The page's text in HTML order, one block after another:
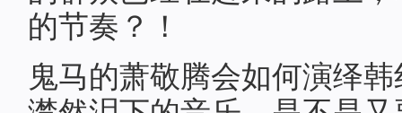
的节奏？！
鬼马的萧敬腾会如何演绎